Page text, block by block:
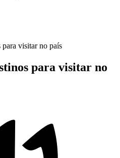
visitar no país
para visitar no